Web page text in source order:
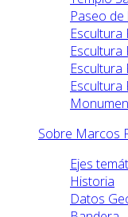
Paseo
Escultura
Sobre Marcos
Ejes
Historia
Datos